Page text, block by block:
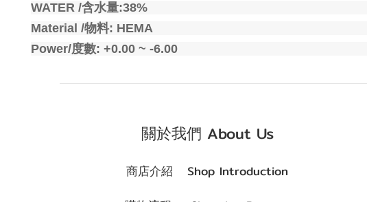
WATER /含水量:38%
Material /物料: HEMA
Power/度數: +0.00 ~ -6.00
關於我們 About Us
商店介紹 Shop Introduction